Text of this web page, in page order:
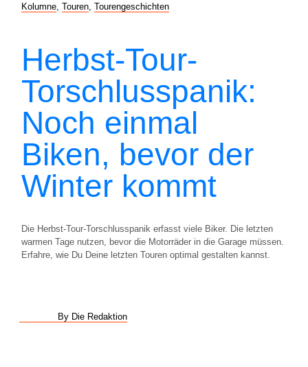
Kolumne Touren Tourengeschichten
Herbst-Tour-
Torschlusspanik:
Noch einmal
Biken, bevor der
Winter kommt
Die Herbst-Tour-Torschlusspanik erfasst viele Biker. Die letzten
warmen Tage nutzen, bevor die Motorräder in die Garage müssen.
Erfahre, wie Du Deine letzten Touren optimal gestalten kannst.
By Die Redaktion